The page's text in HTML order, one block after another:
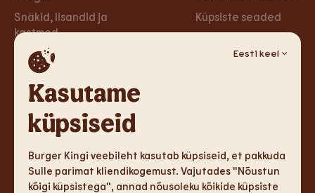
Kasutame
küpsiseid
Eesti keel
Burger Kingi veebileht kasutab küpsiseid, et pakkuda
Sulle parimat kliendikogemust. Vajutades "Nõustun
kõigi küpsistega", annad nõusoleku kõikide küpsiste
Snäkid, lisandid ja
kastmed
Taimsed burgerid ja
wrapid
Magustoidud
Küpsiste seaded
Ligipääsetavus
Tule tööle
Tule tööle
Facebook
Instagram